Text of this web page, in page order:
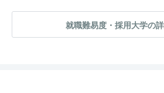
就職難易度・採用大学の